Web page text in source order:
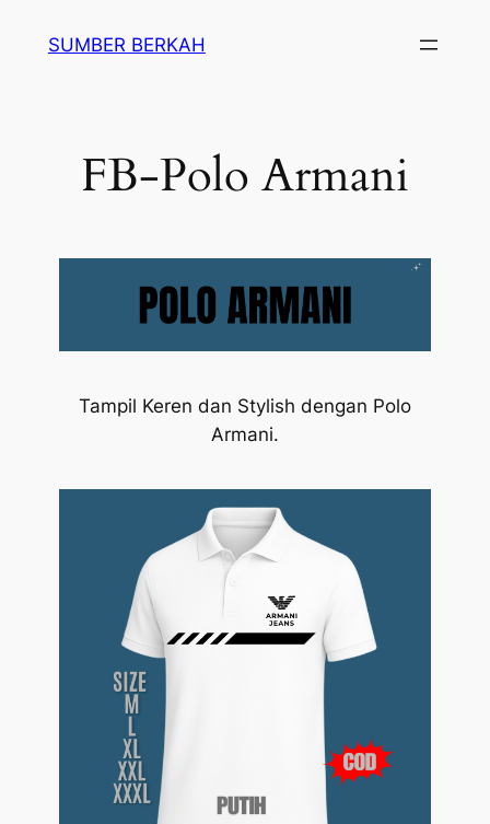
SUMBER BERKAH
FB-Polo Armani
Tampil Keren dan Stylish dengan Polo
Armani.